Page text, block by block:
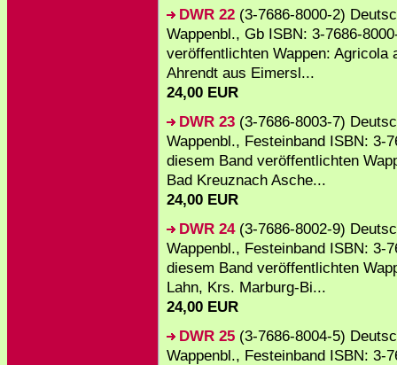
DWR 22 (3-7686-8000-2)
Wappenbl., Gb ISBN: 3-7686-
veröffentlichten Wappen: Agricola
Ahrendt aus Eimersl...
24,00 EUR
DWR 23 (3-7686-8003-7)
Wappenbl., Festeinband ISBN: 3-
diesem Band veröffentlichten
Bad Kreuznach Asche...
24,00 EUR
DWR 24(3-7686-8002-9)
Wappenbl., Festeinband ISBN: 3-
diesem Band veröffentlichten
Lahn, Krs. Marburg-Bi...
24,00 EUR
DWR 25 (3-7686-8004-5)
Wappenbl., Festeinband ISBN: 3-